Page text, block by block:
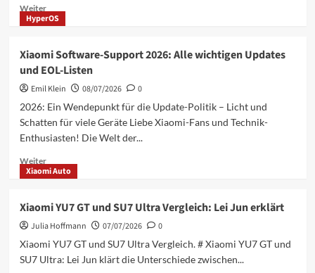
Test
WeiterMehr
Informationen
SkyNomad
SUV:
Der
Changer
für
Familienreisen
HyperOS
Xiaomi Software-Support 2026: Alle wichtigen Updates
und EOL-Listen
Emil Klein 08/07/2026
0
2026: Ein Wendepunkt für die Update-Politik – Licht und
Schatten für viele Geräte Liebe Xiaomi-Fans und Technik-
Enthusiasten! Die Welt der...
WeiterMehr
Informationen
Software-
Support
2026:
wichtigen
Xiaomi Auto
Xiaomi YU7 GT und SU7 Ultra Vergleich: Lei Jun erklärt
Julia Hoffmann 07/07/2026
0
Xiaomi YU7 GT und SU7 Ultra Vergleich. # Xiaomi YU7 GT und
SU7 Ultra: Lei Jun klärt die Unterschiede zwischen...